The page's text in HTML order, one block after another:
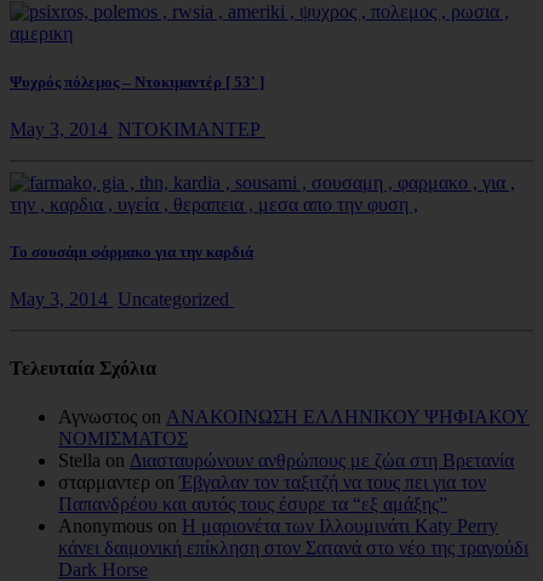
Ψυχρός πόλεμος – Ντοκιμαντέρ [ 53' ]
May 3, 2014 ΝΤΟΚΙΜΑΝΤΕΡ
Το σουσάμι φάρμακο για την καρδιά
May 3, 2014 Uncategorized
Τελευταία Σχόλια
Αγνωστος on ΑΝΑΚΟΙΝΩΣΗ ΕΛΛΗΝΙΚΟΥ ΨΗΦΙΑΚΟΥ
ΝΟΜΙΣΜΑΤΟΣ
Stella on Διασταυρώνουν ανθρώπους με ζώα στη Βρετανία
σταρμαντερ onΈβγαλαν τον ταξιτζή να τους πει για τον
Παπανδρέου και αυτός τους έσυρε τα “εξ αμάξης”
Anonymous on Η μαριονέτα των Ιλλουμινάτι Katy Perry
κάνει δαιμονική επίκληση στον Σατανά στο νέο της τραγούδι
Dark Horse